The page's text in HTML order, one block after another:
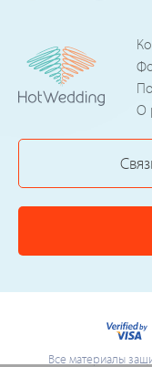
О
Все материалы